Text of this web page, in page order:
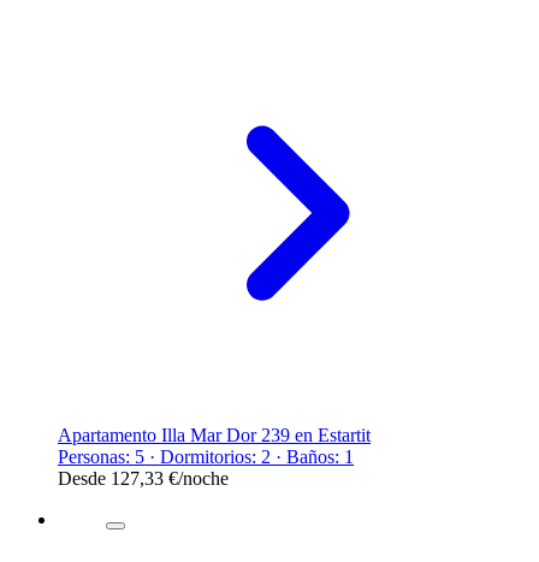
Apartamento Illa Mar Dor 239 en Estartit
Personas: 5 · Dormitorios: 2 · Baños: 1
Desde 127,33 €/noche